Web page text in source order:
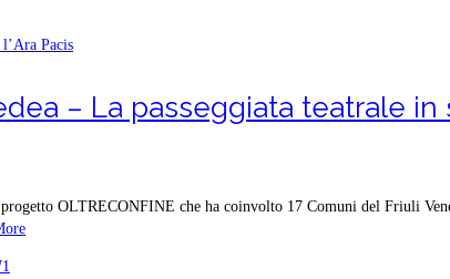
– La passeggiata teatrale in
OLTRECONFINE che ha coinvolto 17 Comuni del Friuli